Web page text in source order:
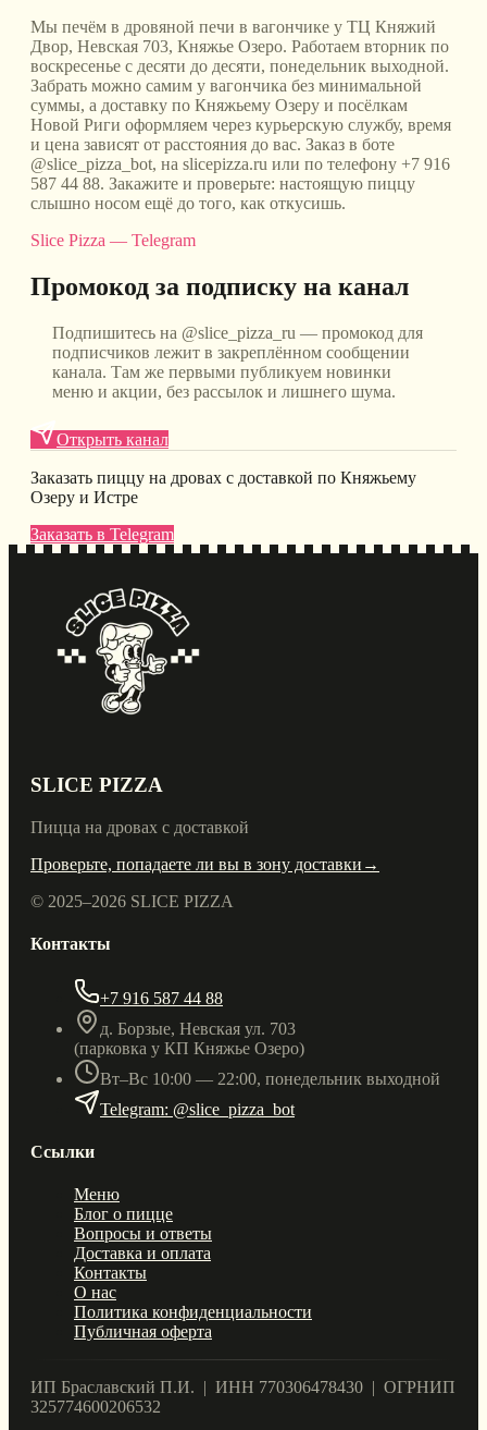
Мы печём в дровяной печи в вагончике у ТЦ Княжий
Двор, Невская 703, Княжье Озеро. Работаем вторник по
воскресенье с десяти до десяти, понедельник выходной.
Забрать можно самим у вагончика без минимальной
суммы, а доставку по Княжьему Озеру и посёлкам
Новой Риги оформляем через курьерскую службу, время
и цена зависят от расстояния до вас. Заказ в боте
@slice_pizza_bot, на slicepizza.ru или по телефону +7 916
587 44 88. Закажите и проверьте: настоящую пиццу
слышно носом ещё до того, как откусишь.
Slice Pizza — Telegram
Промокод за подписку на канал
Подпишитесь на @slice_pizza_ru — промокод для
подписчиков лежит в закреплённом сообщении
канала. Там же первыми публикуем новинки
меню и акции, без рассылок и лишнего шума.
Открыть канал
Заказать пиццу на дровах с доставкой по Княжьему
Озеру и Истре
Заказать в Telegram
SLICE PIZZA
Пицца на дровах с доставкой
Проверьте, попадаете ли вы в зону доставки →
© 2025–2026 SLICE PIZZA
Контакты
+7 916 587 44 88
д. Борзые, Невская ул. 703
(парковка у КП Княжье Озеро)
Вт–Вс 10:00 — 22:00, понедельник выходной
Telegram: @slice_pizza_bot
Ссылки
Меню
Блог о пицце
Вопросы и ответы
Доставка и оплата
Контакты
О нас
Политика конфиденциальности
Публичная оферта
ИП Браславский П.И. | ИНН 770306478430 | ОГРНИП
325774600206532